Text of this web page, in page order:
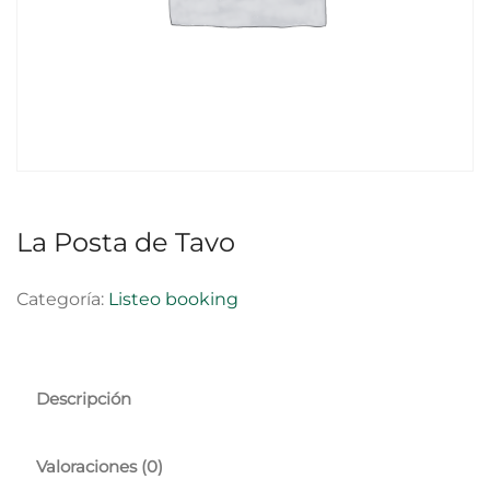
La Posta de Tavo
Categoría: Listeo booking
Descripción
Valoraciones (0)